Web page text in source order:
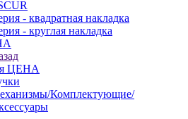
- квадратная накладка
- круглая накладка
ЦЕНА
Комплектующие/